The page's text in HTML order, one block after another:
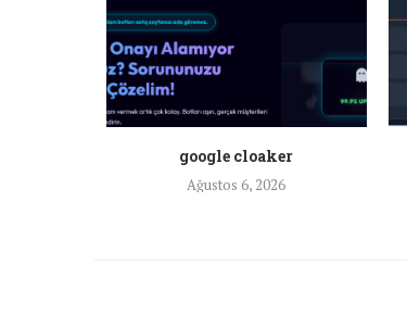
google cloaker
Ağustos 6, 2026